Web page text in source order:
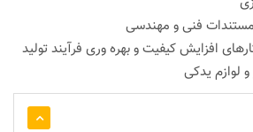
فنی و مهندسی
افزایش کیفیت و بهره وری فرآیند تولید
و لوازم یدکی